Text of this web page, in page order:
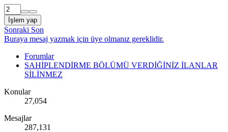
İşlem yap
Sonraki Son
Buraya mesaj yazmak için üye olmanız gereklidir.
Forumlar
SAHİPLENDİRME BÖLÜMÜ VERDİĞİNİZ İLANLAR
SİLİNMEZ
Konular
27,054
Mesajlar
287,131